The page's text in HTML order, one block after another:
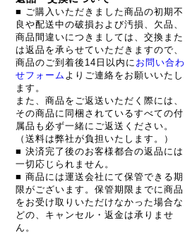
■ ご購入いただきました商品の初期不
良や配送中の破損および汚損、欠品、
商品間違いにつきましては、交換また
は返品を承らせていただきますので、
商品のご到着後14日以内に お問い合わ
せフォーム よりご連絡をお願いいたし
ます。
また、商品をご返送いただく際には、
その商品に同梱されているすべての付
属品も必ず一緒にご返送ください。
（送料は弊社が負担いたします。）
■ 決済完了後のお客様都合の返品には
一切応じられません。
■ 商品には運送会社にて保管できる期
限がございます。保管期限までに商品
をお受け取りいただけなかった場合な
どの、キャンセル・返金は承りませ
ん。